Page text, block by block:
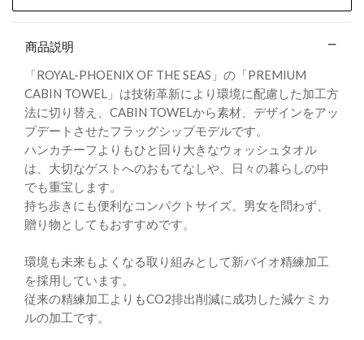
商品説明
「ROYAL-PHOENIX OF THE SEAS」の「PREMIUM
CABIN TOWEL」は技術革新により環境に配慮した加工方
法に切り替え、CABIN TOWELから素材、デザインをアッ
プデートさせたフラッグシップモデルです。
ハンカチーフよりもひと回り大きなウォッシュタオル
は、大切なゲストへのおもてなしや、日々の暮らしの中
でも重宝します。
持ち歩きにも便利なコンパクトサイズ。男女を問わず、
贈り物としてもおすすめです。
環境も未来もよくなる取り組みとして新バイオ精練加工
を採用しています。
従来の精練加工よりもCO2排出削減に成功した減ケミカ
ルの加工です。